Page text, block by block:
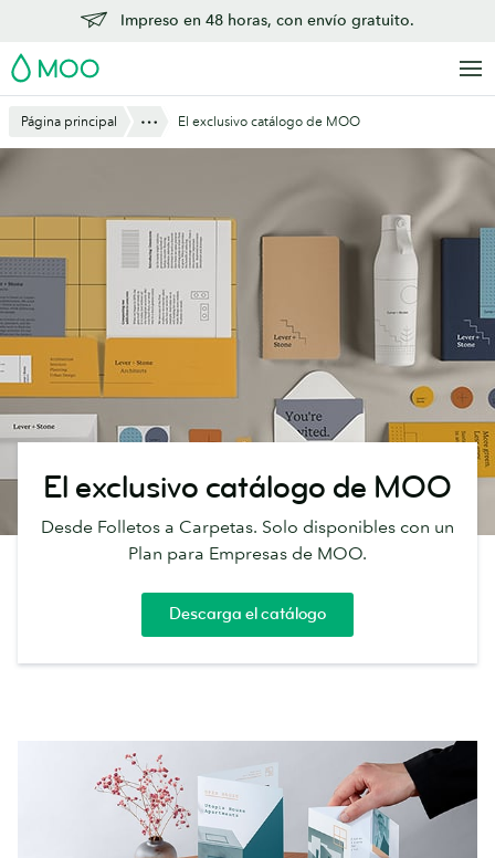
contenido
principal
Impreso en 48 horas, con envío gratuito.
MOO
Página principal Mostrar todo
El exclusivo catálogo de MOO
El exclusivo catálogo de MOO
Desde Folletos a Carpetas. Solo disponibles con un
Plan para Empresas de MOO.
Descarga el catálogo